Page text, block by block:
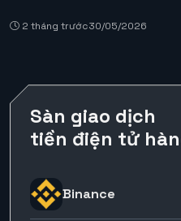
2 tháng trước30/05/2026
Sàn giao dịch
tiền điện tử
Binance